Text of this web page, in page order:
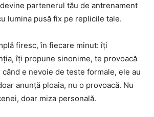
partenerul tău de antrenament
lumina pusă fix pe replicile tale.
firesc, în fiecare minut: îți
îți propune sinonime, te provoacă
e nevoie de teste formale, ele au
anunță ploaia, nu o provoacă. Nu
doar miza personală.